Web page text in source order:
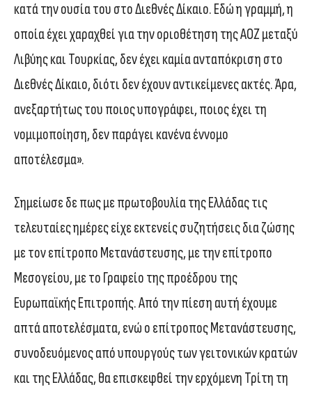
κατά την ουσία του στο Διεθνές Δίκαιο. Εδώ η γραμμή, η
οποία έχει χαραχθεί για την οριοθέτηση της ΑΟΖ μεταξύ
Λιβύης και Τουρκίας, δεν έχει καμία ανταπόκριση στο
Διεθνές Δίκαιο, διότι δεν έχουν αντικείμενες ακτές. Άρα,
ανεξαρτήτως του ποιος υπογράφει, ποιος έχει τη
νομιμοποίηση, δεν παράγει κανένα έννομο
αποτέλεσμα».
Σημείωσε δε πως με πρωτοβουλία της Ελλάδας τις
τελευταίες ημέρες είχε εκτενείς συζητήσεις δια ζώσης
με τον επίτροπο Μετανάστευσης, με την επίτροπο
Μεσογείου, με το Γραφείο της προέδρου της
Ευρωπαϊκής Επιτροπής. Από την πίεση αυτή έχουμε
απτά αποτελέσματα, ενώ ο επίτροπος Μετανάστευσης,
συνοδευόμενος από υπουργούς των γειτονικών κρατών
και της Ελλάδας, θα επισκεφθεί την ερχόμενη Τρίτη τη